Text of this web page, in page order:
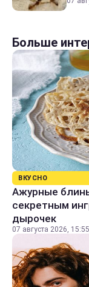
Больше
ВКУСНО
Ажурные
секретным
дырочек
07 августа 2026, 15:55